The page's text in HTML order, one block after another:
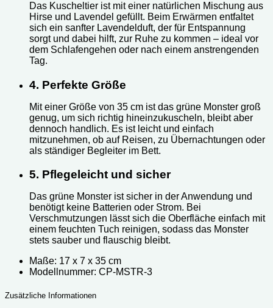
Das Kuscheltier ist mit einer natürlichen Mischung aus
Hirse und Lavendel gefüllt. Beim Erwärmen entfaltet
sich ein sanfter Lavendelduft, der für Entspannung
sorgt und dabei hilft, zur Ruhe zu kommen – ideal vor
dem Schlafengehen oder nach einem anstrengenden
Tag.
4. Perfekte Größe
Mit einer Größe von 35 cm ist das grüne Monster groß
genug, um sich richtig hineinzukuscheln, bleibt aber
dennoch handlich. Es ist leicht und einfach
mitzunehmen, ob auf Reisen, zu Übernachtungen oder
als ständiger Begleiter im Bett.
5. Pflegeleicht und sicher
Das grüne Monster ist sicher in der Anwendung und
benötigt keine Batterien oder Strom. Bei
Verschmutzungen lässt sich die Oberfläche einfach mit
einem feuchten Tuch reinigen, sodass das Monster
stets sauber und flauschig bleibt.
Maße: 17 x 7 x 35 cm
Modellnummer: CP-MSTR-3
Zusätzliche Informationen